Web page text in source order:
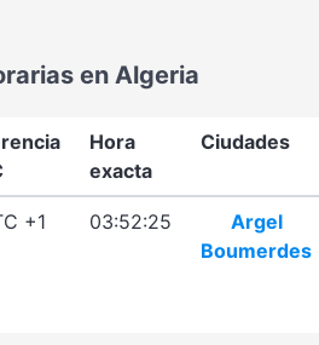
en Algeria
Hora
exacta
Ciudades
+1 03:52:25
Argel
Boumerdes